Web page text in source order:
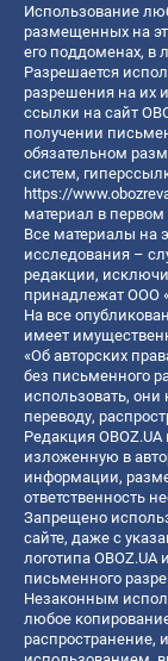
Использование
размещенных на
его поддоменах, в
Разрешается
разрешения на их
ссылки на сайт
получении
обязательном
систем,
https://
материал в
Все материалы на
исследования –
редакции,
принадлежат ООО
На все
имеет
«Об авторских
без письменного
использовать,
переводу,
Редакция
изложенную в
информации,
ответственность
Запрещено
сайте, даже с
логотипа
письменного
Незаконным
любое
распространение,